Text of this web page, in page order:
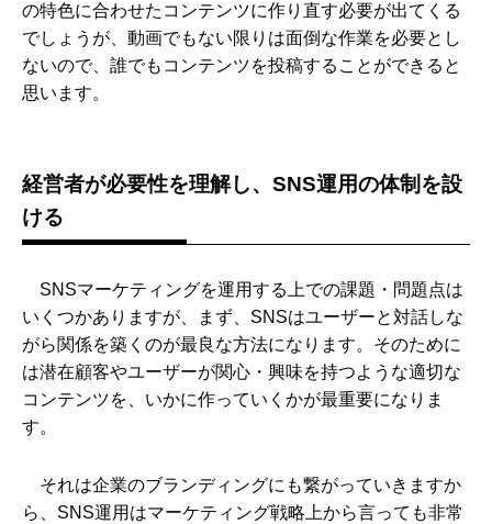
の特色に合わせたコンテンツに作り直す必要が出てくる
でしょうが、動画でもない限りは面倒な作業を必要とし
ないので、誰でもコンテンツを投稿することができると
思います。
経営者が必要性を理解し、SNS運用の体制を設
ける
SNSマーケティングを運用する上での課題・問題点は
いくつかありますが、まず、SNSはユーザーと対話しな
がら関係を築くのが最良な方法になります。そのために
は潜在顧客やユーザーが関心・興味を持つような適切な
コンテンツを、いかに作っていくかが最重要になりま
す。
それは企業のブランディングにも繋がっていきますか
ら、SNS運用はマーケティング戦略上から言っても非常